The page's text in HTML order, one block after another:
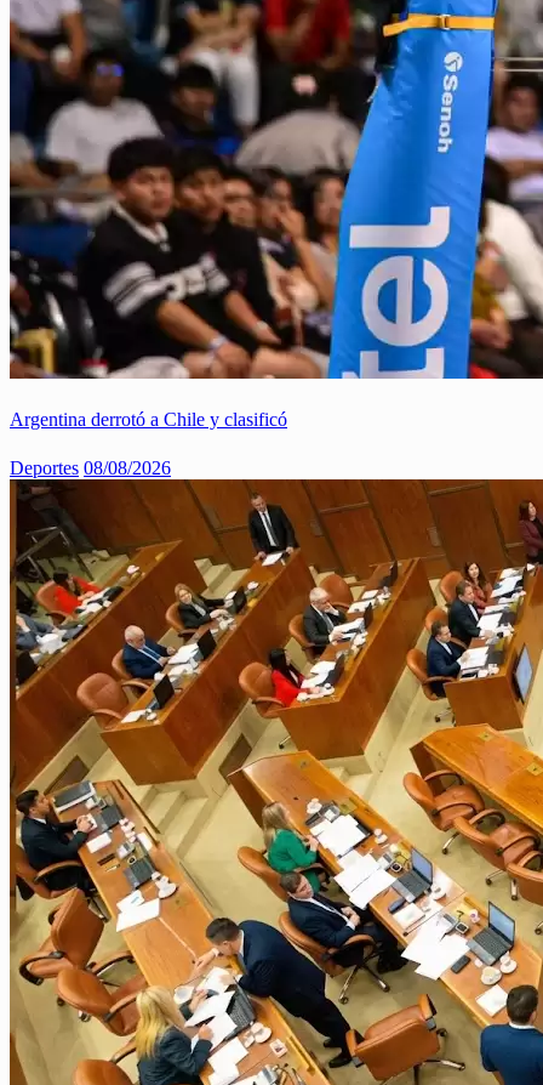
Argentina derrotó a Chile y clasificó
Deportes 08/08/2026